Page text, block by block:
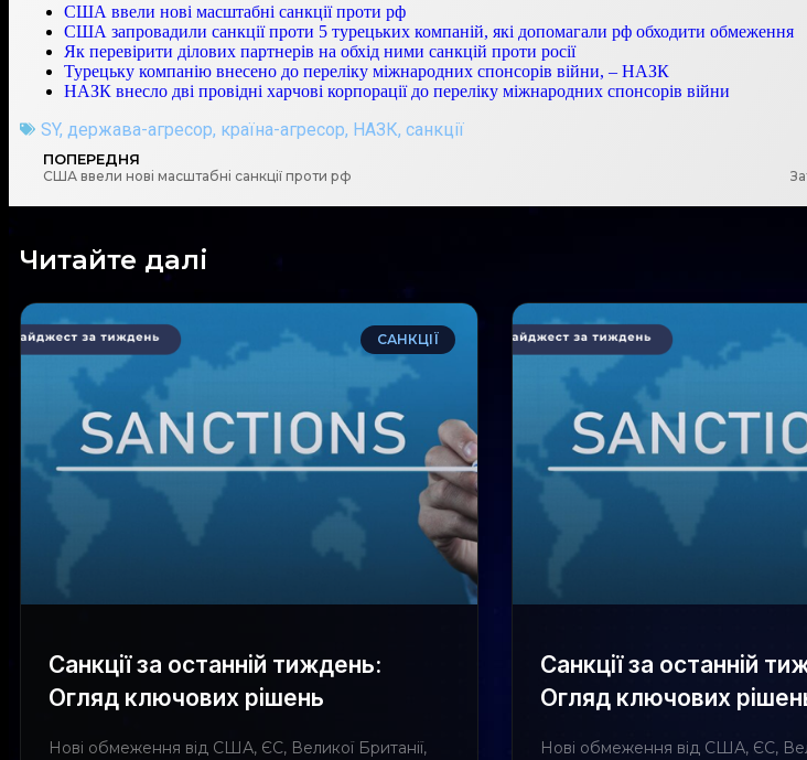
США ввели нові масштабні санкції проти рф
США запровадили санкції проти 5 турецьких компаній, які допомагали рф обходити обмеження
Як перевірити ділових партнерів на обхід ними санкцій проти росії
Турецьку компанію внесено до переліку міжнародних спонсорів війни, – НАЗК
НАЗК внесло дві провідні харчові корпорації до переліку міжнародних спонсорів війни
SY, держава-агресор, країна-агресор, НАЗК, санкції
ПОПЕРЕДНЯ
США ввели нові масштабні санкції проти рф
Читайте далі
САНКЦІЇ
Санкції за останній тиждень:
Огляд ключових рішень
Нові обмеження від США, ЄС, Великої Британії,
Санкції за останній
Огляд ключових
Нові обмеження від США, ЄС,